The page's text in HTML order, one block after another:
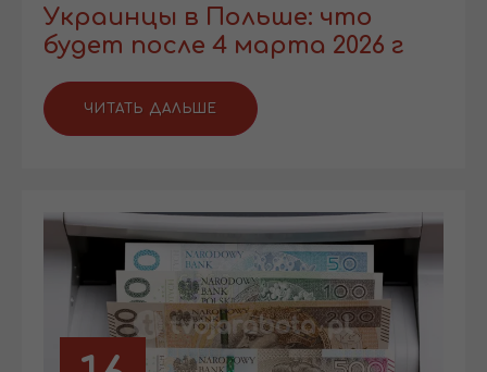
Украинцы в Польше: что
будет после 4 марта 2026 г
ЧИТАТЬ ДАЛЬШЕ